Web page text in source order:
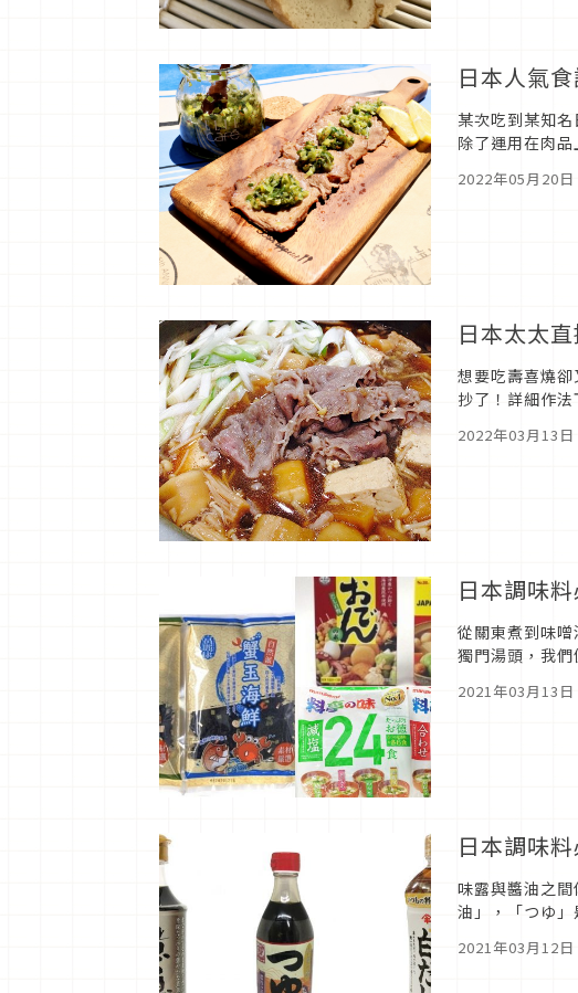
日本人氣
某次吃到某知
除了運用在肉
2022年05月20日
日本太太
想要吃壽喜燒
抄了！詳細作
2022年03月13日
日本調味
從關東煮到味
獨門湯頭，我
2021年03月13日
日本調味
味露與醬油之
油」，「つゆ
2021年03月12日